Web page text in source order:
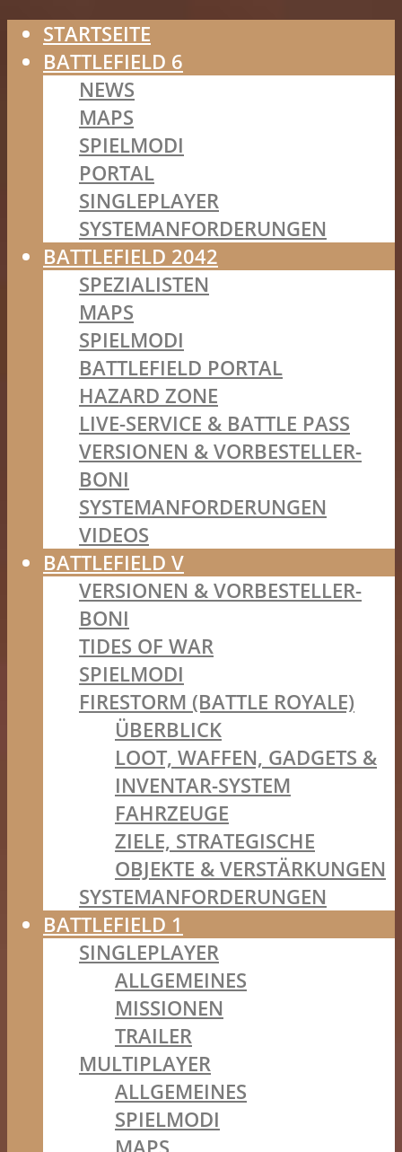
STARTSEITE
BATTLEFIELD 6
NEWS
MAPS
SPIELMODI
PORTAL
SINGLEPLAYER
SYSTEMANFORDERUNGEN
BATTLEFIELD 2042
SPEZIALISTEN
MAPS
SPIELMODI
BATTLEFIELD PORTAL
HAZARD ZONE
LIVE-SERVICE & BATTLE PASS
VERSIONEN & VORBESTELLER-
BONI
SYSTEMANFORDERUNGEN
VIDEOS
BATTLEFIELD V
VERSIONEN & VORBESTELLER-
BONI
TIDES OF WAR
SPIELMODI
FIRESTORM (BATTLE ROYALE)
ÜBERBLICK
LOOT, WAFFEN, GADGETS &
INVENTAR-SYSTEM
FAHRZEUGE
ZIELE, STRATEGISCHE
OBJEKTE & VERSTÄRKUNGEN
SYSTEMANFORDERUNGEN
BATTLEFIELD 1
SINGLEPLAYER
ALLGEMEINES
MISSIONEN
TRAILER
MULTIPLAYER
ALLGEMEINES
SPIELMODI